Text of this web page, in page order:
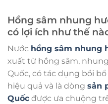
Hồng sâm nhung
có lợi ích như thế
Nước hồng sâm nhung
xuất từ hồng sâm,
Quốc, có tác dụng bồi
hiệu quả và là dòng sản
Quốc được ưa chuộng